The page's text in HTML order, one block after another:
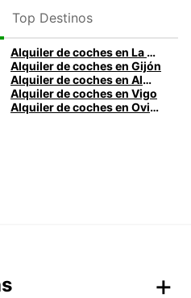
Top Destinos
Alquiler de coches en La Coruña
Alquiler de coches en Gijón
Alquiler de coches en Almería
Alquiler de coches en Vigo
Alquiler de coches en Oviedo